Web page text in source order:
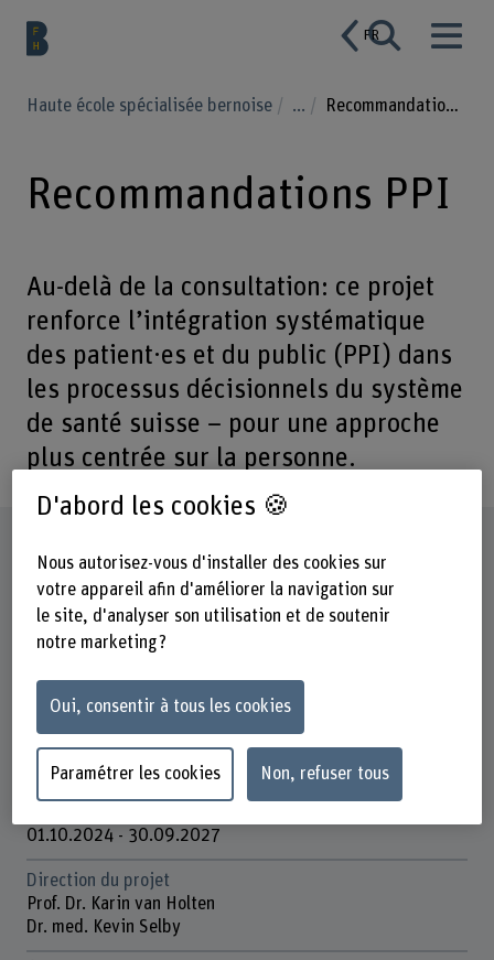
FR
Haute école spécialisée bernoise ... Recommandations PPI
Recommandations PPI
Au-delà de la consultation: ce projet
renforce l’intégration systématique
des patient·es et du public (PPI) dans
les processus décisionnels du système
de santé suisse – pour une approche
plus centrée sur la personne.
Départements participants
Santé
Institut(s)
Institut de soins de santé collaboratifs et de leadership
Organisation d'encouragement
Autres
01.10.2024 - 30.09.2027
Direction du projet
Prof. Dr. Karin van Holten
Dr. med. Kevin Selby
D'abord les cookies 🍪
Nous autorisez-vous d'installer des cookies sur
votre appareil afin d'améliorer la navigation sur
le site, d'analyser son utilisation et de soutenir
notre marketing ?
Oui, consentir à tous les cookies
Paramétrer les cookies Non, refuser tous